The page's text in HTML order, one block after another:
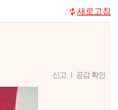
새로고침
신고 | 공감 확인